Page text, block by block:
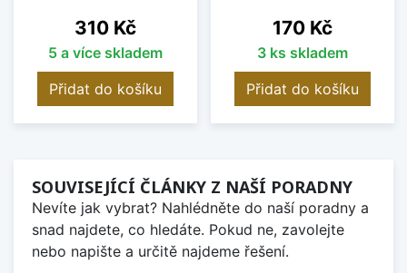
Cena
310 Kč
5 a více skladem
Přidat do košíku
Cena
170 Kč
3 ks skladem
Přidat do košíku
SOUVISEJÍCÍ ČLÁNKY Z NAŠÍ PORADNY
Nevíte jak vybrat? Nahlédněte do naší poradny a
snad najdete, co hledáte. Pokud ne, zavolejte
nebo napište a určitě najdeme řešení.